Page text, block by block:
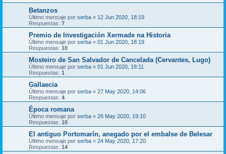
Betanzos
Último mensaje por serba « 12 Jun 2020, 18:19
Respuestas: 7
Premio de Investigación Xermade na Historia
Último mensaje por serba « 01 Jun 2020, 18:19
Respuestas: 10
Mosteiro de San Salvador de Cancelada (Cervantes, Lugo)
Último mensaje por serba « 01 Jun 2020, 18:11
Respuestas: 1
Gallaecia
Último mensaje por serba « 27 May 2020, 14:06
Respuestas: 4
Época romana
Último mensaje por serba « 26 May 2020, 19:10
Respuestas: 10
El antiguo Portomarín, anegado por el embalse de Belesar
Último mensaje por serba « 24 May 2020, 17:20
Respuestas: 14